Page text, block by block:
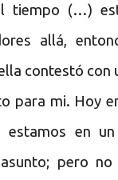
tiempo (…)
allá,
contestó
para mi. Hoy
en
pero